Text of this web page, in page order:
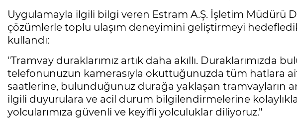
Uygulamayla ilgili bilgi veren Estram A.Ş. İşletim Müdürü
çözümlerle toplu ulaşım deneyimini geliştirmeyi
kullandı:
"Tramvay duraklarımız artık daha akıllı. Duraklarımızda
telefonunuzun kamerasıyla okuttuğunuzda tüm hatlara ait
saatlerine, bulunduğunuz durağa yaklaşan tramvayların
ilgili duyurulara ve acil durum bilgilendirmelerine
yolcularımıza güvenli ve keyifli yolculuklar diliyoruz."